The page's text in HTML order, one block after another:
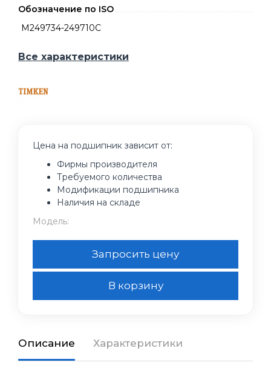
Обозначение по ISO
M249734-249710C
Все характеристики
Цена на подшипник зависит от:
Фирмы производителя
Требуемого количества
Модификации подшипника
Наличия на складе
Модель:
Запросить цену
В корзину
Описание Характеристики